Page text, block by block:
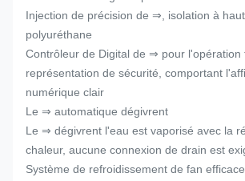
Injection de précision de ⇒, isolation à
polyuréthane
Contrôleur de Digital de ⇒ pour l'opération
représentation de sécurité, comportant
numérique clair
Le ⇒ automatique dégivrent
Le ⇒ dégivrent l'eau est vaporisé avec la
chaleur, aucune connexion de drain est
Système de refroidissement de fan